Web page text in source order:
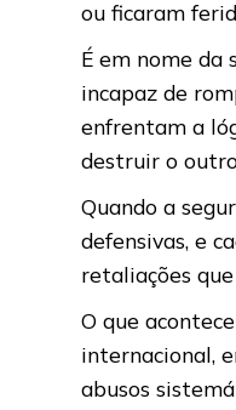
ou ficaram
É em nome da
incapaz de
enfrentam a
destruir o
Quando a
defensivas, e
retaliações
O que
internacional,
abusos